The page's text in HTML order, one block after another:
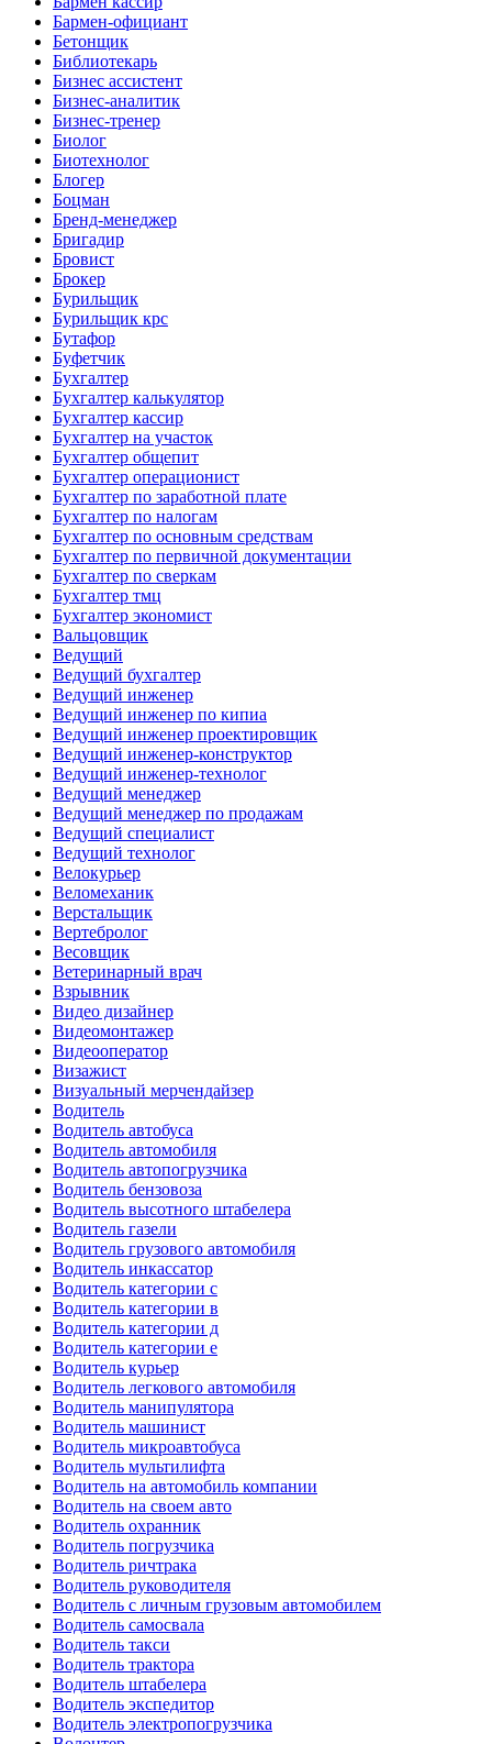
Бармен-официант
Бетонщик
Библиотекарь
Бизнес ассистент
Бизнес-аналитик
Бизнес-тренер
Биолог
Биотехнолог
Блогер
Боцман
Бренд-менеджер
Бригадир
Бровист
Брокер
Бурильщик
Бурильщик крс
Бутафор
Буфетчик
Бухгалтер
Бухгалтер калькулятор
Бухгалтер кассир
Бухгалтер на участок
Бухгалтер общепит
Бухгалтер операционист
Бухгалтер по заработной плате
Бухгалтер по налогам
Бухгалтер по основным средствам
Бухгалтер по первичной документации
Бухгалтер по сверкам
Бухгалтер тмц
Бухгалтер экономист
Вальцовщик
Ведущий
Ведущий бухгалтер
Ведущий инженер
Ведущий инженер по кипиа
Ведущий инженер проектировщик
Ведущий инженер-конструктор
Ведущий инженер-технолог
Ведущий менеджер
Ведущий менеджер по продажам
Ведущий специалист
Ведущий технолог
Велокурьер
Веломеханик
Верстальщик
Вертебролог
Весовщик
Ветеринарный врач
Взрывник
Видео дизайнер
Видеомонтажер
Видеооператор
Визажист
Визуальный мерчендайзер
Водитель
Водитель автобуса
Водитель автомобиля
Водитель автопогрузчика
Водитель бензовоза
Водитель высотного штабелера
Водитель газели
Водитель грузового автомобиля
Водитель инкассатор
Водитель категории c
Водитель категории в
Водитель категории д
Водитель категории е
Водитель курьер
Водитель легкового автомобиля
Водитель манипулятора
Водитель машинист
Водитель микроавтобуса
Водитель мультилифта
Водитель на автомобиль компании
Водитель на своем авто
Водитель охранник
Водитель погрузчика
Водитель ричтрака
Водитель руководителя
Водитель с личным грузовым автомобилем
Водитель самосвала
Водитель такси
Водитель трактора
Водитель штабелера
Водитель экспедитор
Водитель электропогрузчика